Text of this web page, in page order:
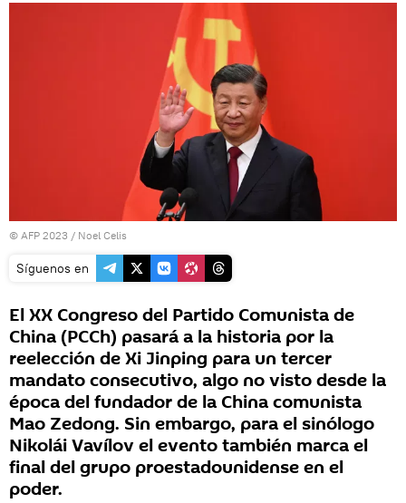
© AFP 2023 / Noel Celis
Síguenos en
El XX Congreso del Partido Comunista de
China (PCCh) pasará a la historia por la
reelección de Xi Jinping para un tercer
mandato consecutivo, algo no visto desde la
época del fundador de la China comunista
Mao Zedong. Sin embargo, para el sinólogo
Nikolái Vavílov el evento también marca el
final del grupo proestadounidense en el
poder.